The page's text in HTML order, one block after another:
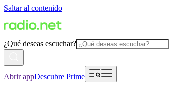
Saltar al contenido
¿Qué deseas escuchar?
Abrir appDescubre Prime